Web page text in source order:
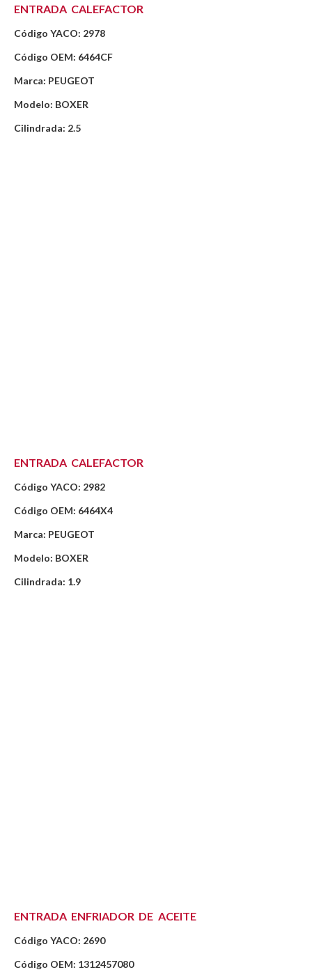
ENTRADA CALEFACTOR
Código YACO: 2978
Código OEM: 6464CF
Marca: PEUGEOT
Modelo: BOXER
Cilindrada: 2.5
ENTRADA CALEFACTOR
Código YACO: 2982
Código OEM: 6464X4
Marca: PEUGEOT
Modelo: BOXER
Cilindrada: 1.9
ENTRADA ENFRIADOR DE ACEITE
Código YACO: 2690
Código OEM: 1312457080